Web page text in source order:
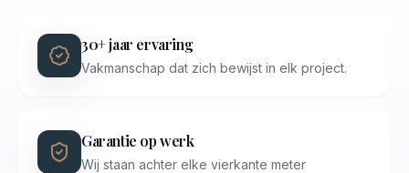
30+ jaar ervaring
Vakmanschap dat zich bewijst in elk project.
Garantie op werk
Wij staan achter elke vierkante meter